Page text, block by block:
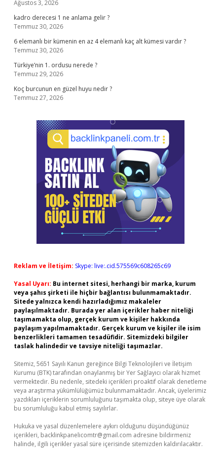
Ağustos 3, 2026
kadro derecesi 1 ne anlama gelir ?
Temmuz 30, 2026
6 elemanlı bir kümenin en az 4 elemanlı kaç alt kümesi vardır ?
Temmuz 30, 2026
Türkiye’nin 1. ordusu nerede ?
Temmuz 29, 2026
Koç burcunun en güzel huyu nedir ?
Temmuz 27, 2026
Reklam ve İletişim: Skype: live:.cid.575569c608265c69
Yasal Uyarı: Bu internet sitesi, herhangi bir marka, kurum
veya şahıs şirketi ile hiçbir bağlantısı bulunmamaktadır.
Sitede yalnızca kendi hazırladığımız makaleler
paylaşılmaktadır. Burada yer alan içerikler haber niteliği
taşımamakta olup, gerçek kurum ve kişiler hakkında
paylaşım yapılmamaktadır. Gerçek kurum ve kişiler ile isim
benzerlikleri tamamen tesadüfidir. Sitemizdeki bilgiler
taslak halindedir ve tavsiye niteliği taşımazlar.
Sitemiz, 5651 Sayılı Kanun gereğince Bilgi Teknolojileri ve İletişim
Kurumu (BTK) tarafından onaylanmış bir Yer Sağlayıcı olarak hizmet
vermektedir. Bu nedenle, sitedeki içerikleri proaktif olarak denetleme
veya araştırma yükümlülüğümüz bulunmamaktadır. Ancak, üyelerimiz
yazdıkları içeriklerin sorumluluğunu taşımakta olup, siteye üye olarak
bu sorumluluğu kabul etmiş sayılırlar.
Hukuka ve yasal düzenlemelere aykırı olduğunu düşündüğünüz
içerikleri, backlinkpanelicomtr@gmail.com adresine bildirmeniz
halinde, ilgili içerikler yasal süre içerisinde sitemizden kaldırılacaktır.